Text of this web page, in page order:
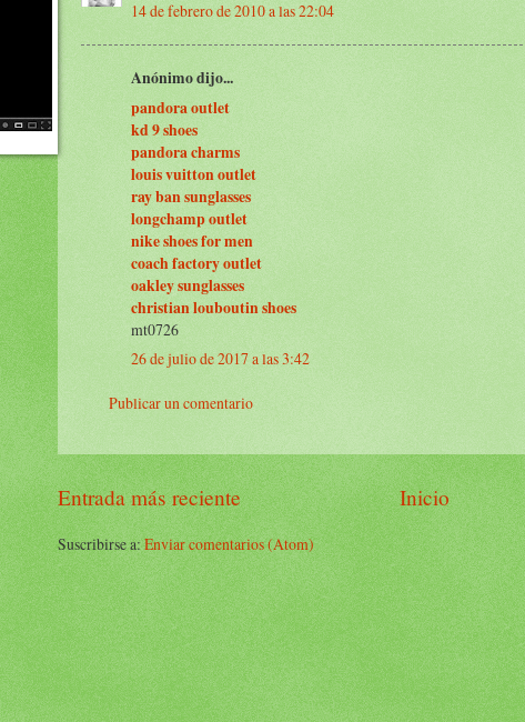
14 de febrero de 2010 a las 22:04
Anónimo dijo...
pandora outlet
kd 9 shoes
pandora charms
louis vuitton outlet
ray ban sunglasses
longchamp outlet
nike shoes for men
coach factory outlet
oakley sunglasses
christian louboutin shoes
mt0726
26 de julio de 2017 a las 3:42
Publicar un comentario
Entrada más reciente Inicio
Suscribirse a:Enviar comentarios (Atom)